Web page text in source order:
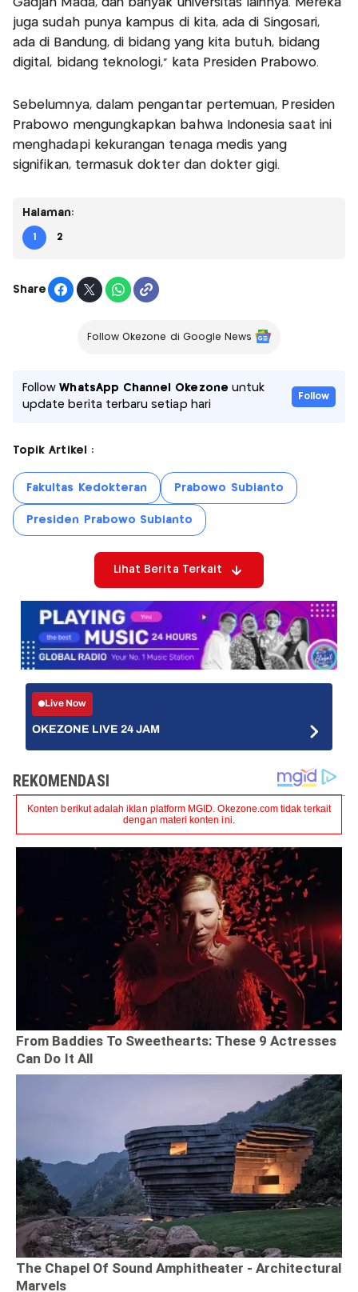
Gadjah Mada, dan banyak universitas lainnya. Mereka
juga sudah punya kampus di kita, ada di Singosari,
ada di Bandung, di bidang yang kita butuh, bidang
digital, bidang teknologi," kata Presiden Prabowo.
Sebelumnya, dalam pengantar pertemuan, Presiden
Prabowo mengungkapkan bahwa Indonesia saat ini
menghadapi kekurangan tenaga medis yang
signifikan, termasuk dokter dan dokter gigi.
Halaman:
1 2
Share
Follow Okezone di Google News
FollowWhatsApp Channel Okezone untuk
update berita terbaru setiap hari
Follow
Topik Artikel :
Fakultas Kedokteran Prabowo Subianto
Presiden Prabowo Subianto
Lihat Berita Terkait
Live Now
OKEZONE LIVE 24 JAM